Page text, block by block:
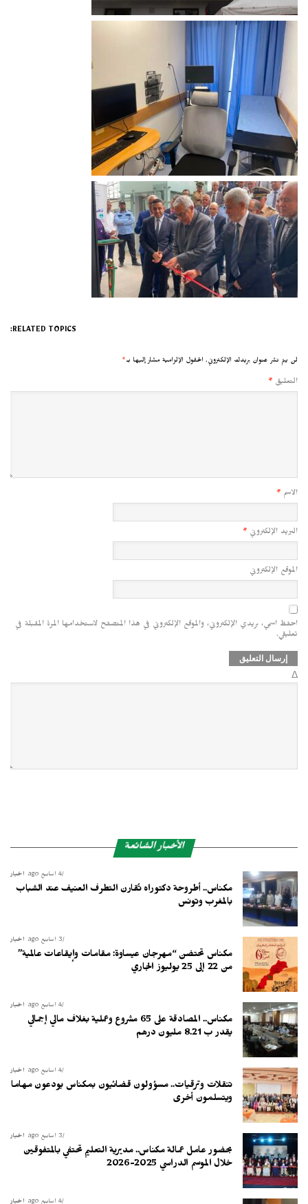
RELATED TOPICS:
لن يتم نشر عنوان بريدك الإلكتروني. الحقول الإلزامية مشار إليها بـ*
التعليق *
الاسم *
البريد الإلكتروني *
الموقع الإلكتروني
احفظ اسمي، بريدي الإلكتروني، والموقع الإلكتروني في هذا المتصفح لاستخدامها المرة المقبلة في
تعليقي.
Δ
الأخبار الشائعة
أخبار 4 أسابيع ago
مكناس.. أطروحة دكتوراه تُقارن التطرف العنيف عند الشباب
بالمغرب وتونس
أخبار 3 أسابيع ago
مكناس تحتضن “مهرجان عيساوة: مقامات وإيقاعات عالمية”
من 22 إلى 25 يوليوز الجاري
أخبار 4 أسابيع ago
مكناس.. المصادقة على 65 مشروع وعملية بغلاف مالي إجمالي
يقدر ب 8.21 مليون درهم
أخبار 4 أسابيع ago
تنقلات وترقيات.. مسؤولون قضائيون بمكناس يودعون مهاما
ويتسلمون أخرى
أخبار 3 أسابيع ago
بحضور عامل عمالة مكناس.. مديرية التعليم تحتفي بالمتفوقين
خلال الموسم الدراسي 2025-2026
أخبار 4 أسابيع ago